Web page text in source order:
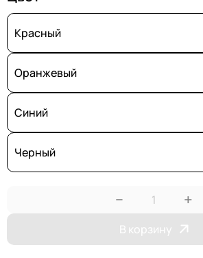
Красный
Оранжевый
Синий
Черный
− +
В корзину